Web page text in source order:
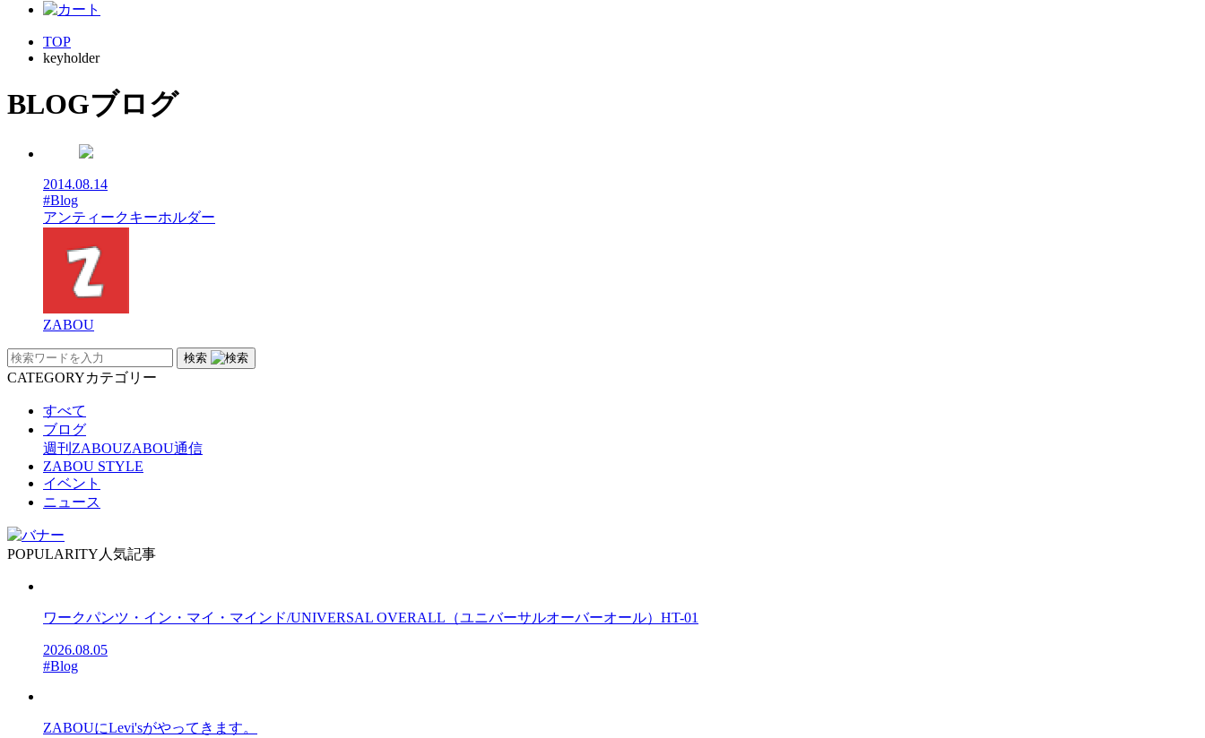
TOP
keyholder
BLOGブログ
2014.08.14
#Blog
アンティークキーホルダー
ZABOU
検索
CATEGORYカテゴリー
すべて
ブログ
週刊ZABOUZABOU通信
ZABOU STYLE
イベント
ニュース
POPULARITY 人気記事
ワークパンツ・イン・マイ・マインド/UNIVERSAL OVERALL（ユニバーサルオーバーオール）HT-01
2026.08.05
#Blog
ZABOUにLevi'sがやってきます。